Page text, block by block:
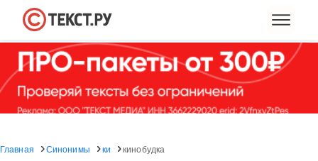
Главная Синонимы ки кинобудка